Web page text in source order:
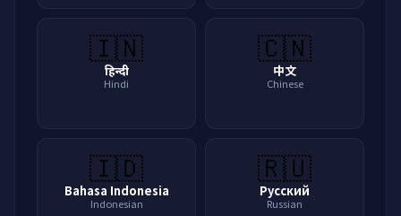
🇮🇳
हिन्दी
Hindi
🇨🇳
中文
Chinese
🇮🇩
Bahasa Indonesia
Indonesian
🇷🇺
Русский
Russian